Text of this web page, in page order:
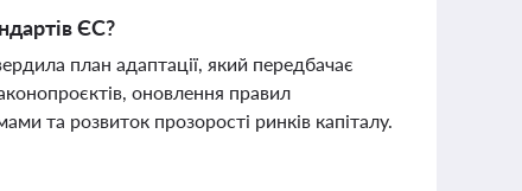
ЄС?
план адаптації, який передбачає
оновлення правил
та розвиток прозорості ринків капіталу.